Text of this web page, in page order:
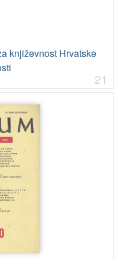
književnost Hrvatske
21